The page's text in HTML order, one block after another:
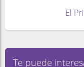
El
Te puede